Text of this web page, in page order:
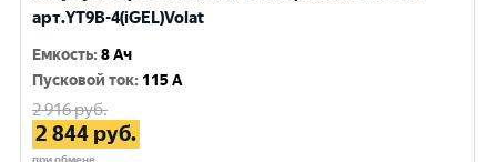
арт.YT9B-4(iGEL)Volat
Емкость:8 Ач
Пусковой ток: 115 A
2 916руб.
2 844 руб.